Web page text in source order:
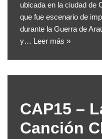
ubicada en la ciudad de
que fue escenario de
durante la Guerra de
y… Leer más »
CAP15 –
Canción